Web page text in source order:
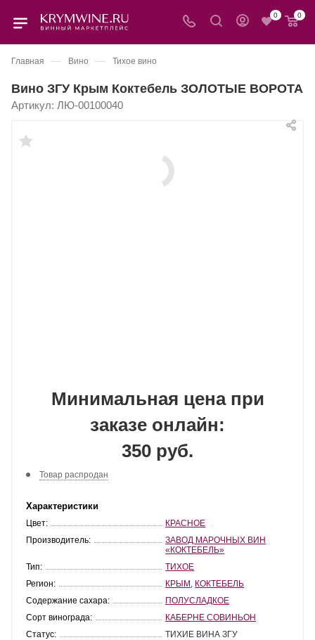
0 0
Главная — Вино — Тихое вино
Вино ЗГУ Крым Коктебель ЗОЛОТЫЕ ВОРОТА
Артикул: ЛЮ-00100040
Минимальная цена при
заказе онлайн:
350 руб.
Товар распродан
Характеристики
Цвет:
КРАСНОЕ
Производитель:
ЗАВОД МАРОЧНЫХ ВИН
«КОКТЕБЕЛЬ»
Тип:
ТИХОЕ
Регион:
КРЫМ КОКТЕБЕЛЬ
Содержание сахара:
ПОЛУСЛАДКОЕ
Сорт винограда:
КАБЕРНЕ СОВИНЬОН
Статус:
ТИХИЕ ВИНА ЗГУ